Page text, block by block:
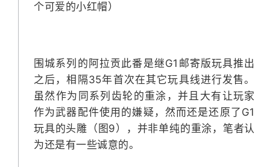
个可爱的小红帽）
围城系列的阿拉贡此番是继G1邮寄版玩具推出
之后，相隔35年首次在其它玩具线进行发售。
虽然作为同系列齿轮的重涂，并且大有让玩家
作为武器配件使用的嫌疑，然而还是还原了G1
玩具的头雕（图9），并非单纯的重涂，笔者认
为还是有一些诚意的。